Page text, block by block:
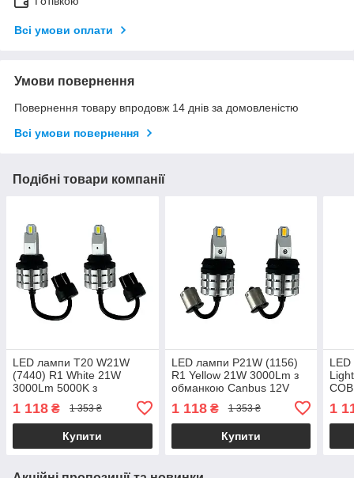
Всі умови оплати
Умови повернення
Повернення товару впродовж 14 днів за домовленістю
Всі умови повернення
Подібні товари компанії
LED лампи T20 W21W
(7440) R1 White 21W
3000Lm 5000K з
обманкою Canbus 12V білі
в ДХО / задній хід (2 шт.)
1 118 ₴ 1 353 ₴
Купити
LED лампи P21W (1156)
R1 Yellow 21W 3000Lm з
обманкою Canbus 12V
1 118₴ 1 353 ₴
Купити
шт.)
1